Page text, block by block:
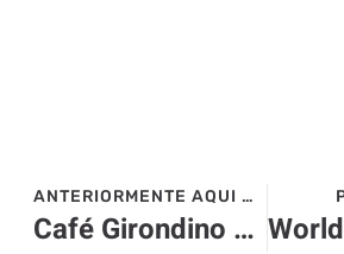
ANTERIORMENTE AQUI NO SITE>>>
Café Girondino celebra 150 anos com lançamento de microlote especial